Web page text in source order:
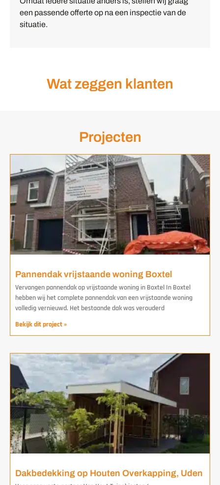
een passende offerte op na een inspectie van de
situatie.
Wat zeggen klanten
Projecten
Pannendak vrijstaande woning Boxtel
Vervangen pannendak op vrijstaande woning in Boxtel In Boxtel
hebben wij het complete pannendak van een vrijstaande woning
volledig vernieuwd. Het bestaande dak was verouderd
Bekijk dit project »
Dakbedekking op Houten Overkapping, Uden